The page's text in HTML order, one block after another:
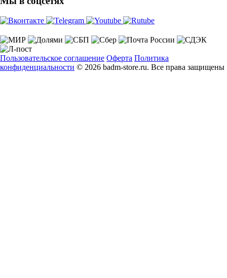
Пользовательское соглашение Оферта Политика
конфиденциальности © 2026 badm-store.ru. Все права защищены